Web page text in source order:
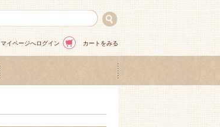
マイページへログイン カートをみる